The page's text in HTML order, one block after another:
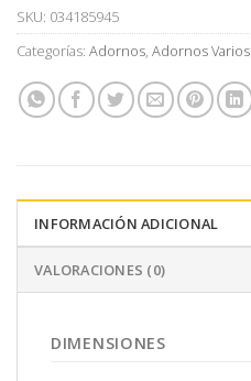
SKU: 034185945
Categorías: Adornos, Adornos Varios
INFORMACIÓN ADICIONAL
VALORACIONES (0)
DIMENSIONES